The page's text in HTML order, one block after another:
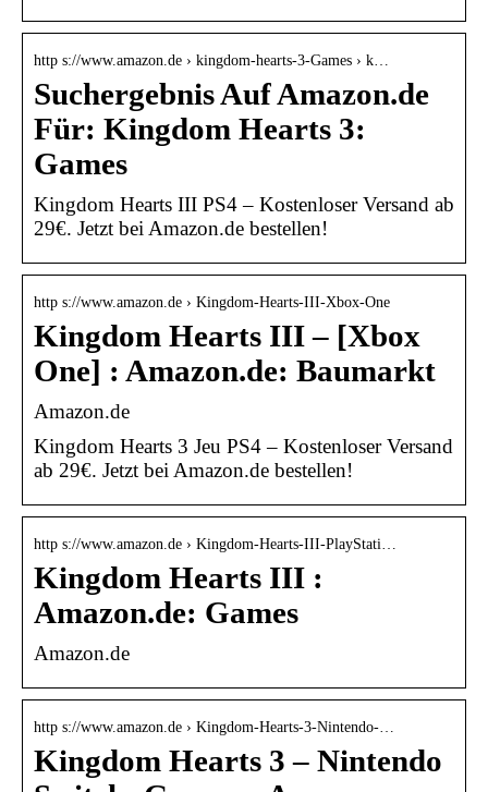
http s://www.amazon.de › kingdom-hearts-3-Games › k…
Suchergebnis Auf Amazon.de
Für: Kingdom Hearts 3:
Games
Kingdom Hearts III PS4 – Kostenloser Versand ab
29€. Jetzt bei Amazon.de bestellen!
http s://www.amazon.de › Kingdom-Hearts-III-Xbox-One
Kingdom Hearts III – [Xbox
One] : Amazon.de: Baumarkt
Amazon.de
Kingdom Hearts 3 Jeu PS4 – Kostenloser Versand
ab 29€. Jetzt bei Amazon.de bestellen!
http s://www.amazon.de › Kingdom-Hearts-III-PlayStati…
Kingdom Hearts III :
Amazon.de: Games
Amazon.de
http s://www.amazon.de › Kingdom-Hearts-3-Nintendo-…
Kingdom Hearts 3 – Nintendo